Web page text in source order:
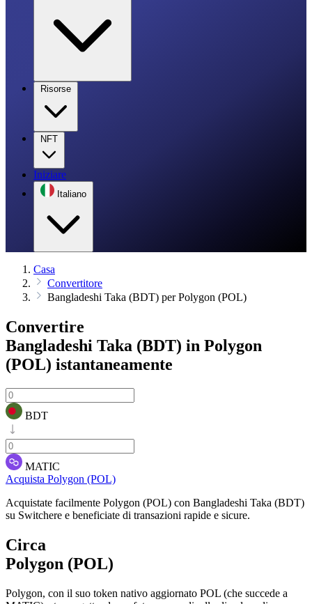
Risorse
NFT
Iniziare
Italiano
Casa
Convertitore
Bangladeshi Taka (BDT) per Polygon (POL)
Convertire
Bangladeshi Taka (BDT) in Polygon
(POL) istantaneamente
BDT
MATIC
Acquista Polygon (POL)
Acquistate facilmente Polygon (POL) con Bangladeshi Taka (BDT)
su Switchere e beneficiate di transazioni rapide e sicure.
Circa
Polygon (POL)
Polygon, con il suo token nativo aggiornato POL (che succede a